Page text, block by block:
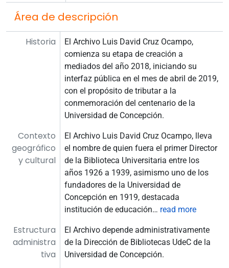
Área de descripción
Historia
El Archivo Luis David Cruz Ocampo,
comienza su etapa de creación a
mediados del año 2018, iniciando su
interfaz pública en el mes de abril de 2019,
con el propósito de tributar a la
conmemoración del centenario de la
Universidad de Concepción.
Contexto
geográfico
y cultural
El Archivo Luis David Cruz Ocampo, lleva
el nombre de quien fuera el primer Director
de la Biblioteca Universitaria entre los
años 1926 a 1939, asimismo uno de los
fundadores de la Universidad de
Concepción en 1919, destacada
institución de educación… read more
Estructura
administra
tiva
El Archivo depende administrativamente
de la Dirección de Bibliotecas UdeC de la
Universidad de Concepción.